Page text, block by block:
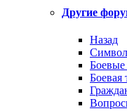
Другие
Назад
Боевые
Боевая